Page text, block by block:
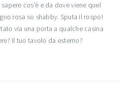
cos’è e da dove viene quel
rosa so shabby. Sputa il rospo!
via una porta a qualche casina
Il tuo tavolo da esterno?